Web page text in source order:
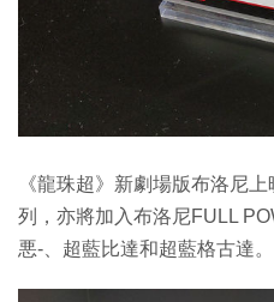
《龍珠超》新劇場版布洛尼
列，亦將加入布洛尼FULL
悪-、超藍比達和超藍格古達。